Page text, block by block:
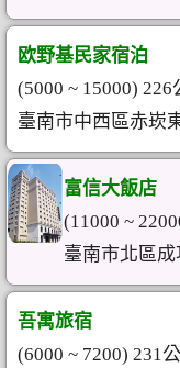
欧野基民家宿泊
(5000 ~ 15000) 226
臺南市中西區赤崁
富信大飯店
(11000 ~
臺南市北區
吾寓旅宿
(6000 ~ 7200) 231